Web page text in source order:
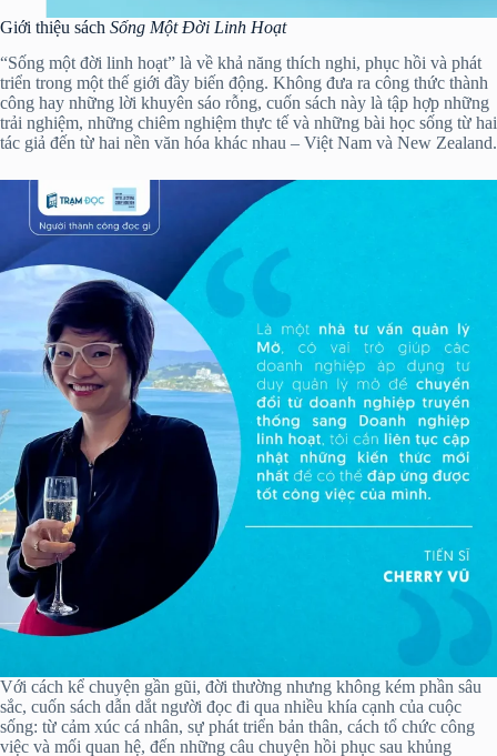
Giới thiệu sách Sống Một Đời Linh Hoạt
“Sống một đời linh hoạt” là về khả năng thích nghi, phục hồi và phát
triển trong một thế giới đầy biến động. Không đưa ra công thức thành
công hay những lời khuyên sáo rỗng, cuốn sách này là tập hợp những
trải nghiệm, những chiêm nghiệm thực tế và những bài học sống từ hai
tác giả đến từ hai nền văn hóa khác nhau – Việt Nam và New Zealand.
Với cách kể chuyện gần gũi, đời thường nhưng không kém phần sâu
sắc, cuốn sách dẫn dắt người đọc đi qua nhiều khía cạnh của cuộc
sống: từ cảm xúc cá nhân, sự phát triển bản thân, cách tổ chức công
việc và mối quan hệ, đến những câu chuyện hồi phục sau khủng